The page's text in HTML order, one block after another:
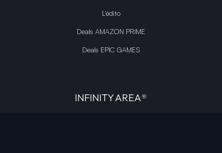
L'édito
Deals AMAZON PRIME
Deals EPIC GAMES
INFINITY AREA®